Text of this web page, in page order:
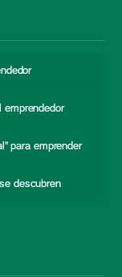
emprendedor
para emprender
descubren